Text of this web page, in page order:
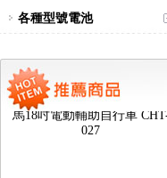
各種型號電池
台北新北蘆洲永繹電動車可愛
馬18吋電動輔助自行車 CHT-
027